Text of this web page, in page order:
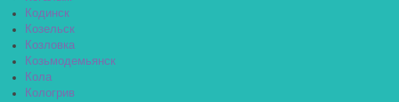
Кодинск
Козельск
Козловка
Козьмодемьянск
Кола
Кологрив